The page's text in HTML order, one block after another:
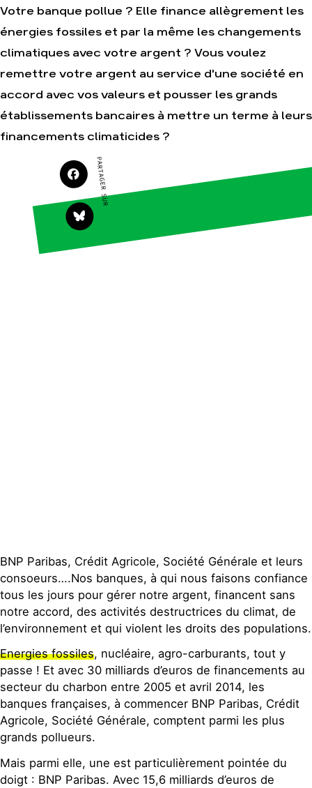
Faire un don
S'engager sur le
campagnes
Transmettre tout
ou partie de son
patrimoine
Télécharger
gratuitement les
citoyens
thématiques
Climat – Énergie
Surproduction
Multinationales
Votre banque pollue ? Elle finance allègrement les
énergies fossiles et par la même les changements
climatiques avec votre argent ? Vous voulez
remettre votre argent au service d'une société en
accord avec vos valeurs et pousser les grands
établissements bancaires à mettre un terme à leurs
financements climaticides ?
PARTAGER SUR
BNP Paribas, Crédit Agricole, Société Générale et leurs
consoeurs….Nos banques, à qui nous faisons confiance
tous les jours pour gérer notre argent, financent sans
notre accord, des activités destructrices du climat, de
l’environnement et qui violent les droits des populations.
Energies fossiles, nucléaire, agro-carburants, tout y
passe ! Et avec 30 milliards d’euros de financements au
secteur du charbon entre 2005 et avril 2014, les
banques françaises, à commencer BNP Paribas, Crédit
Agricole, Société Générale, comptent parmi les plus
grands pollueurs.
Mais parmi elle, une est particulièrement pointée du
doigt : BNP Paribas. Avec 15,6 milliards d’euros de